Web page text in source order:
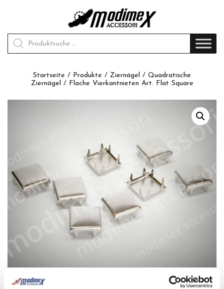
Products search
Startseite / Produkte / Ziernägel / Quadratische
Ziernägel / Flache Vierkantnieten Art. Flat Square